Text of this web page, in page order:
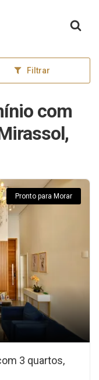
Filtrar
com
Pronto para Morar
3 quartos,